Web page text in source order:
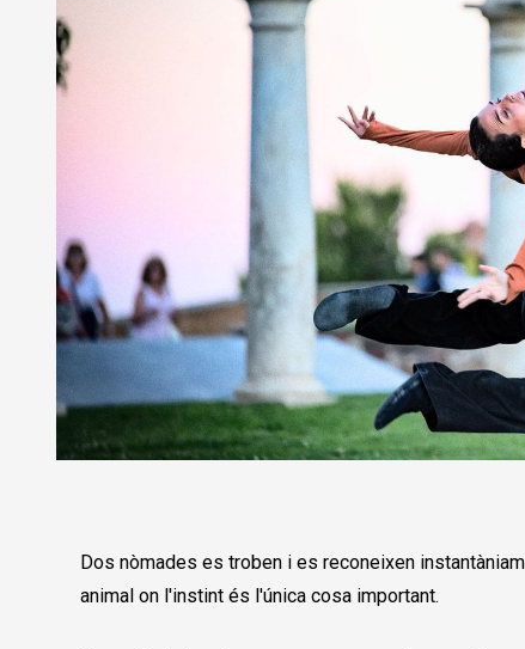
Dos nòmades es troben i es reconeixen
animal on l'instint és l'única cosa important.